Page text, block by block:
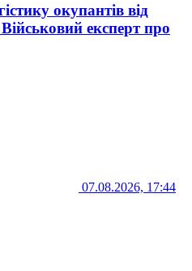
окупантів від
експерт про
07.08.2026, 17:44